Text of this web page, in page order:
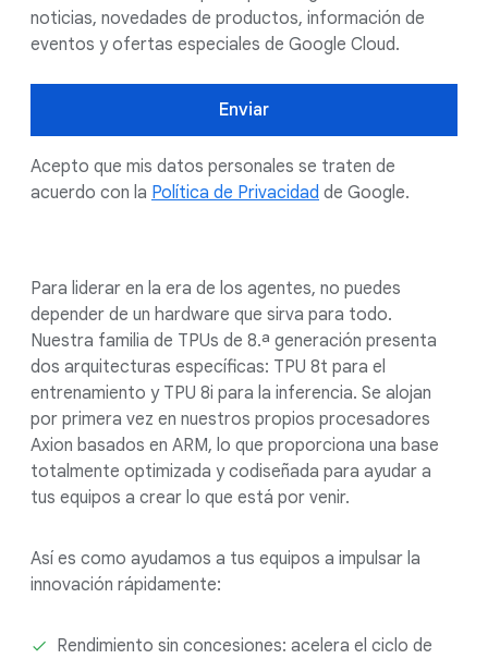
noticias, novedades de productos, información de
eventos y ofertas especiales de Google Cloud.
Enviar
Acepto que mis datos personales se traten de
acuerdo con la Política de Privacidad de Google.
Para liderar en la era de los agentes, no puedes
depender de un hardware que sirva para todo.
Nuestra familia de TPUs de 8.ª generación presenta
dos arquitecturas específicas: TPU 8t para el
entrenamiento y TPU 8i para la inferencia. Se alojan
por primera vez en nuestros propios procesadores
Axion basados en ARM, lo que proporciona una base
totalmente optimizada y codiseñada para ayudar a
tus equipos a crear lo que está por venir.
Así es como ayudamos a tus equipos a impulsar la
innovación rápidamente:
Rendimiento sin concesiones: acelera el ciclo de